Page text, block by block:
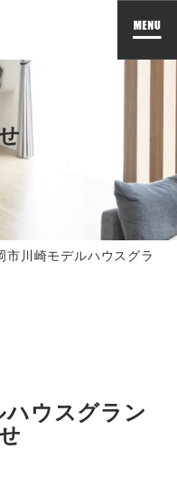
市川崎モデルハウスグラ
ハウスグラン